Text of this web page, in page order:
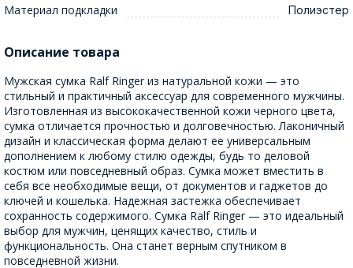
Материал подкладки Полиэстер
Описание товара
Мужская сумка Ralf Ringer из натуральной кожи — это
стильный и практичный аксессуар для современного мужчины.
Изготовленная из высококачественной кожи черного цвета,
сумка отличается прочностью и долговечностью. Лаконичный
дизайн и классическая форма делают ее универсальным
дополнением к любому стилю одежды, будь то деловой
костюм или повседневный образ. Сумка может вместить в
себя все необходимые вещи, от документов и гаджетов до
ключей и кошелька. Надежная застежка обеспечивает
сохранность содержимого. Сумка Ralf Ringer — это идеальный
выбор для мужчин, ценящих качество, стиль и
функциональность. Она станет верным спутником в
повседневной жизни.